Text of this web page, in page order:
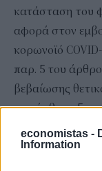
economistas -
Information
κατάσταση του
αφορά στον
κορωνοϊό
παρ. 5 του
βεβαίωσης
του άρθρου 5
κοινής
Επικρατείας, ή